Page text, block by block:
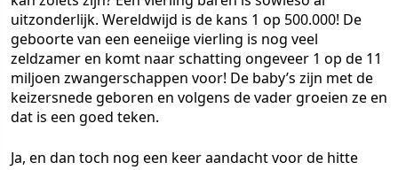
uitzonderlijk. Wereldwijd is de kans 1 op 500.000! De
geboorte van een eeneiige vierling is nog veel
zeldzamer en komt naar schatting ongeveer 1 op de 11
miljoen zwangerschappen voor! De baby’s zijn met de
keizersnede geboren en volgens de vader groeien ze en
dat is een goed teken.
Ja, en dan toch nog een keer aandacht voor de hitte